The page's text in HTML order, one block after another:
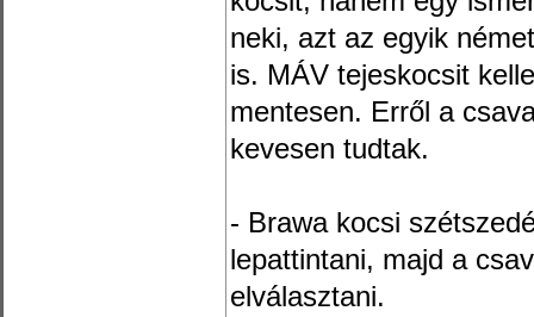
neki, azt az egyik
is. MÁV tejeskocsit
mentesen. Erről a
kevesen tudtak.
- Brawa kocsi
lepattintani, majd a
elválasztani.